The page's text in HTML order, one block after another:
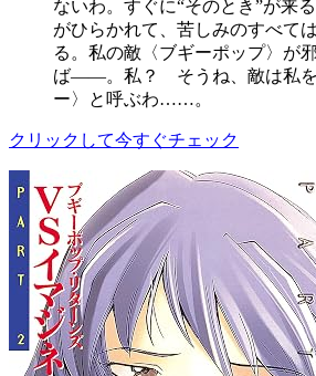
ないわ。すぐに“そのとき”が来
がひらかれて、苦しみのすべて
る。私の敵〈ブギーポップ〉が
ば――。私？ そうね、敵は私を
ー〉と呼ぶわ……。
クリックして今すぐチェック